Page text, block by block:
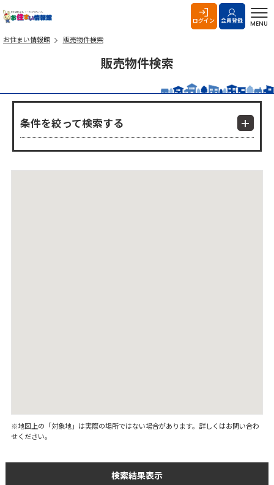
ログイン 会員登録 MENU
お住まい情報館 販売物件検索
販売物件検索
条件を絞って検索する
※地図上の「対象地」は実際の場所ではない場合があります。詳しくはお問い合わ
せください。
検索結果表示